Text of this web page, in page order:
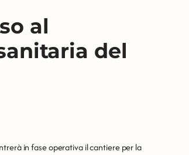
al
del
in fase operativa il cantiere per la